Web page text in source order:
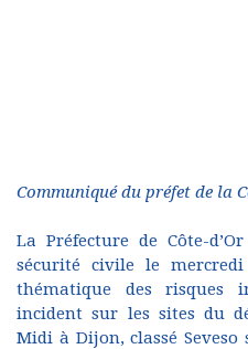
Communiqué du préfet de la
La Préfecture de Côte-
sécurité civile le
thématique des risques
incident sur les sites du
Midi à Dijon, classé